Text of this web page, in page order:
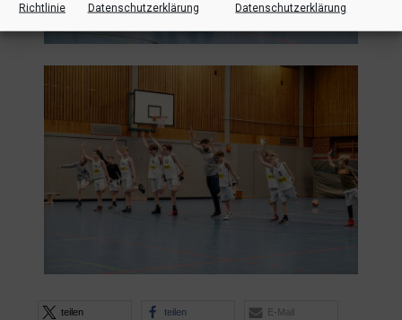
Richtlinie
Datenschutzerklärung
Datenschutzerklärung
teilen teilen E-Mail